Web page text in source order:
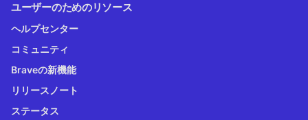
ユーザーのためのリソース
ヘルプセンター
コミュニティ
Braveの新機能
リリースノート
ステータス